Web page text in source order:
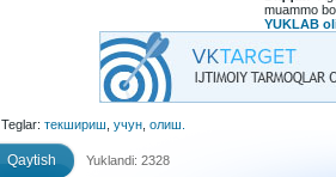
muammo
YUKLAB
Teglar: текшириш учун, олиш.
Qaytish Yuklandi: 2328